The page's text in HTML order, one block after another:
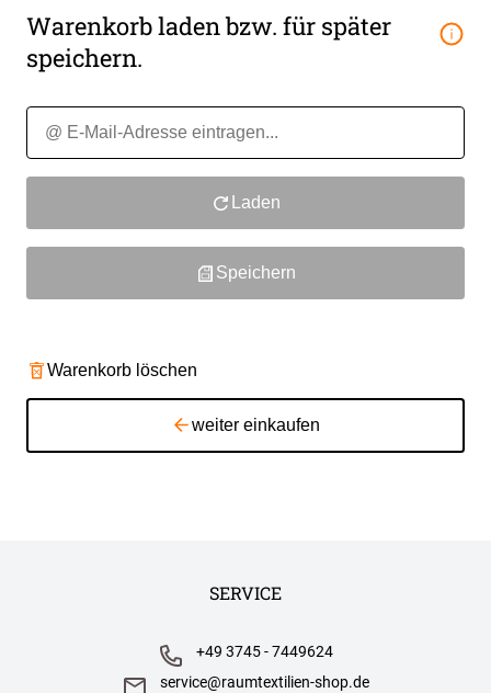
weiter einkaufen
Warenkorb laden bzw. für später
speichern.
Laden
Speichern
Warenkorb löschen
SERVICE
+49 3745 - 7449624
service@raumtextilien-shop.de